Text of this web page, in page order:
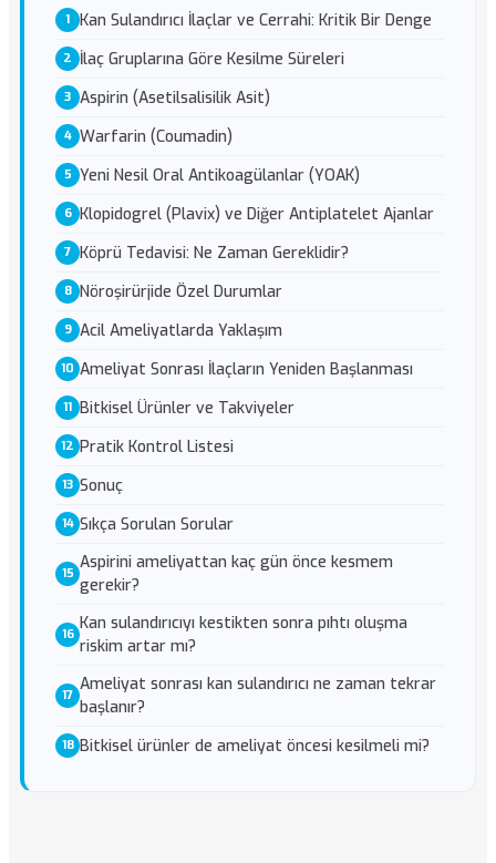
Kan Sulandırıcı İlaçlar ve Cerrahi: Kritik Bir Denge
İlaç Gruplarına Göre Kesilme Süreleri
Aspirin (Asetilsalisilik Asit)
Warfarin (Coumadin)
Yeni Nesil Oral Antikoagülanlar (YOAK)
Klopidogrel (Plavix) ve Diğer Antiplatelet Ajanlar
Köprü Tedavisi: Ne Zaman Gereklidir?
Nöroşirürjide Özel Durumlar
Acil Ameliyatlarda Yaklaşım
Ameliyat Sonrası İlaçların Yeniden Başlanması
Bitkisel Ürünler ve Takviyeler
Pratik Kontrol Listesi
Sonuç
Sıkça Sorulan Sorular
Aspirini ameliyattan kaç gün önce kesmem
gerekir?
Kan sulandırıcıyı kestikten sonra pıhtı oluşma
riskim artar mı?
Ameliyat sonrası kan sulandırıcı ne zaman tekrar
başlanır?
Bitkisel ürünler de ameliyat öncesi kesilmeli mi?